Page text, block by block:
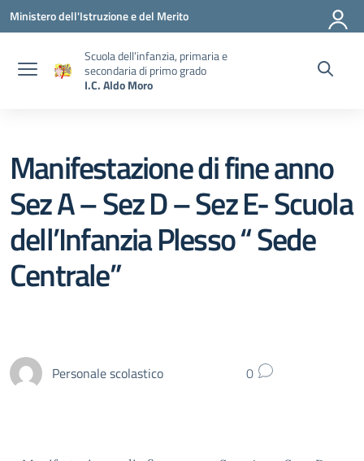
Vai ai contenuti
Vai al menu di navigazione
Vai al footer
Ministero dell'Istruzione e del Merito
Scuola dell’infanzia, primaria e
secondaria di primo grado
I.C. Aldo Moro
Manifestazione di fine anno
Sez A – Sez D – Sez E- Scuola
dell’Infanzia Plesso “ Sede
Centrale”
Personale scolastico 0